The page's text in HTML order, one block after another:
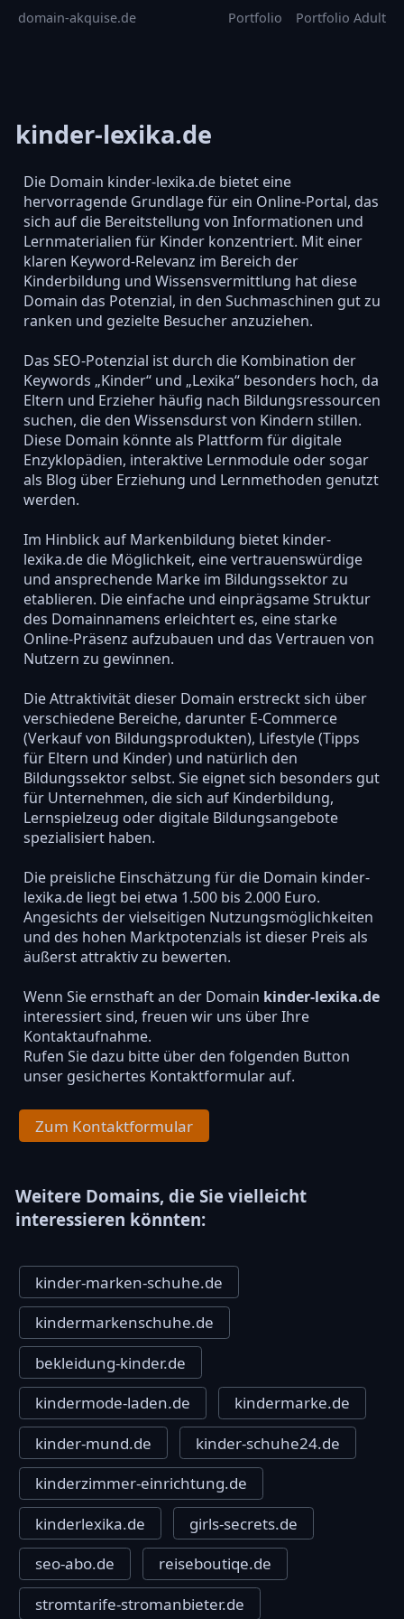
domain-akquise.de Portfolio Portfolio Adult
kinder-lexika.de
Die Domain kinder-lexika.de bietet eine
hervorragende Grundlage für ein Online-Portal, das
sich auf die Bereitstellung von Informationen und
Lernmaterialien für Kinder konzentriert. Mit einer
klaren Keyword-Relevanz im Bereich der
Kinderbildung und Wissensvermittlung hat diese
Domain das Potenzial, in den Suchmaschinen gut zu
ranken und gezielte Besucher anzuziehen.
Das SEO-Potenzial ist durch die Kombination der
Keywords „Kinder“ und „Lexika“ besonders hoch, da
Eltern und Erzieher häufig nach Bildungsressourcen
suchen, die den Wissensdurst von Kindern stillen.
Diese Domain könnte als Plattform für digitale
Enzyklopädien, interaktive Lernmodule oder sogar
als Blog über Erziehung und Lernmethoden genutzt
werden.
Im Hinblick auf Markenbildung bietet kinder-
lexika.de die Möglichkeit, eine vertrauenswürdige
und ansprechende Marke im Bildungssektor zu
etablieren. Die einfache und einprägsame Struktur
des Domainnamens erleichtert es, eine starke
Online-Präsenz aufzubauen und das Vertrauen von
Nutzern zu gewinnen.
Die Attraktivität dieser Domain erstreckt sich über
verschiedene Bereiche, darunter E-Commerce
(Verkauf von Bildungsprodukten), Lifestyle (Tipps
für Eltern und Kinder) und natürlich den
Bildungssektor selbst. Sie eignet sich besonders gut
für Unternehmen, die sich auf Kinderbildung,
Lernspielzeug oder digitale Bildungsangebote
spezialisiert haben.
Die preisliche Einschätzung für die Domain kinder-
lexika.de liegt bei etwa 1.500 bis 2.000 Euro.
Angesichts der vielseitigen Nutzungsmöglichkeiten
und des hohen Marktpotenzials ist dieser Preis als
äußerst attraktiv zu bewerten.
Wenn Sie ernsthaft an der Domain kinder-lexika.de
interessiert sind, freuen wir uns über Ihre
Kontaktaufnahme.
Rufen Sie dazu bitte über den folgenden Button
unser gesichertes Kontaktformular auf.
Zum Kontaktformular
Weitere Domains, die Sie vielleicht
interessieren könnten:
kinder-marken-schuhe.de
kindermarkenschuhe.de
bekleidung-kinder.de
kindermode-laden.de
kindermarke.de
kinder-mund.de
kinder-schuhe24.de
kinderzimmer-einrichtung.de
kinderlexika.de
girls-secrets.de
seo-abo.de
reiseboutiqe.de
stromtarife-stromanbieter.de